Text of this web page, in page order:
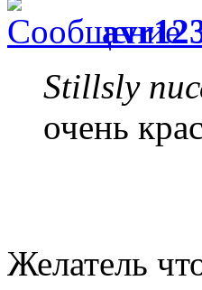
Stillsly
очень
Желатель